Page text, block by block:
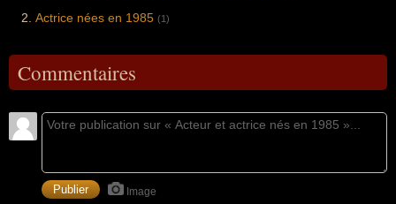
Actrice nées en 1985 (1)
Commentaires
Image